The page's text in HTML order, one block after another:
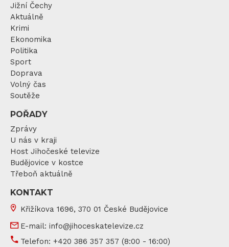
Jižní Čechy
Aktuálně
Krimi
Ekonomika
Politika
Sport
Doprava
Volný čas
Soutěže
POŘADY
Zprávy
U nás v kraji
Host Jihočeské televize
Budějovice v kostce
Třeboň aktuálně
KONTAKT
Křižíkova 1696, 370 01 České Budějovice
E-mail: info@jihoceskatelevize.cz
Telefon: +420 386 357 357 (8:00 - 16:00)